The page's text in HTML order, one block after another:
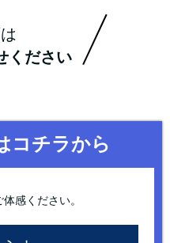
ください
コチラから
感ください。